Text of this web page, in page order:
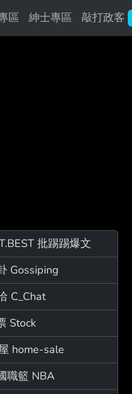
區 紳士專區 敲打政客
批踢踢爆文
Gossiping
C_Chat
Stock
home-sale
職籃 NBA